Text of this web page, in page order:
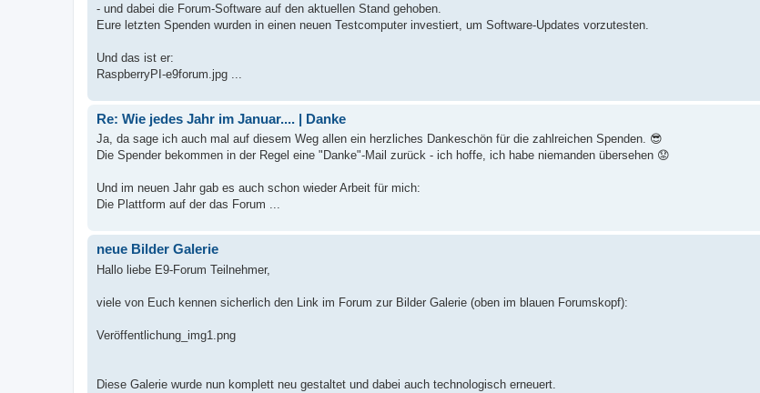
- und dabei die Forum-Software auf den aktuellen Stand gehoben.
Eure letzten Spenden wurden in einen neuen Testcomputer investiert, um Software-Updates vorzutesten.
Und das ist er:
RaspberryPI-e9forum.jpg ...
Re: Wie jedes Jahr im Januar.... | Danke
Ja, da sage ich auch mal auf diesem Weg allen ein herzliches Dankeschön für die zahlreichen Spenden. 😎
Die Spender bekommen in der Regel eine "Danke"-Mail zurück - ich hoffe, ich habe niemanden übersehen 😟
Und im neuen Jahr gab es auch schon wieder Arbeit für mich:
Die Plattform auf der das Forum ...
neue Bilder Galerie
Hallo liebe E9-Forum Teilnehmer,
viele von Euch kennen sicherlich den Link im Forum zur Bilder Galerie (oben im blauen Forumskopf):
Veröffentlichung_img1.png
Diese Galerie wurde nun komplett neu gestaltet und dabei auch technologisch erneuert.